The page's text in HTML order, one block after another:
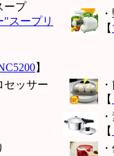
ープ
スープリ
【
】
セッサー
【
【